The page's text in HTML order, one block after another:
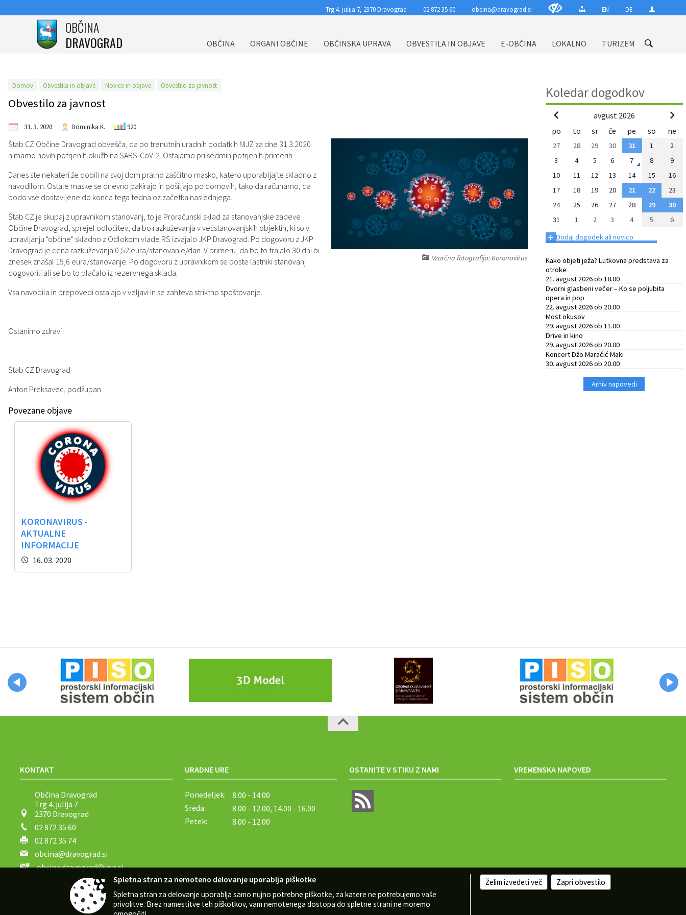
Trg 4. julija 7, 2370 Dravograd 02 872 35 60 obcina@dravograd.si EN DE
OBČINA
DRAVOGRAD
OBČINA ORGANI OBČINE OBČINSKA UPRAVA OBVESTILA IN OBJAVE E-OBČINA LOKALNO TURIZEM
Domov Obvestila in objave Novice in objave Obvestilo za javnost
Obvestilo za javnost
31. 3. 2020 Dominika K. 920
Vzorčna fotografija: Koronavirus
Štab CZ Občine Dravograd obvešča, da po trenutnih uradnih podatkih NIJZ za dne 31.3.2020
nimamo novih potrjenih okužb na SARS-CoV-2. Ostajamo pri sedmih potrjenih primerih.
Danes ste nekateri že dobili na svoj dom pralno zaščitno masko, katero uporabljajte skladno z
navodilom. Ostale maske se dnevno pakirajo in pošiljajo po domovih, tako da računamo, da
bodo vse dostavljene do konca tega tedna oz.začetka naslednjega.
Štab CZ je skupaj z upravnikom stanovanj, to je Proračunski sklad za stanovanjske zadeve
Občine Dravograd, sprejel odločitev, da bo razkuževanja v večstanovanjskih objektih, ki so v
upravljanju "občine" skladno z Odlokom vlade RS izvajalo JKP Dravograd. Po dogovoru z JKP
Dravograd je cena razkuževanja 0,52 eura/stanovanje/dan. V primeru, da bo to trajalo 30 dni bi
znesek znašal 15,6 eura/stanovanje. Po dogovoru z upravnikom se boste lastniki stanovanj
dogovorili ali se bo to plačalo iz rezervnega sklada.
Vsa navodila in prepovedi ostajajo v veljavi in se zahteva striktno spoštovanje.
Ostanimo zdravi!
Štab CZ Dravograd
Anton Preksavec, podžupan
Povezane objave
KORONAVIRUS -
AKTUALNE
INFORMACIJE
16. 03. 2020
Koledar dogodkov
avgust 2026
po
to sr če pe so ne
27 28 29 30 31 1
2
3
4 5 6 7 8
9
10
11 12 13 14 15
16
17
18 19 20 21 22
23
24
25 26 27 28 29
30
31
1 2 3 4 5 6
+ Dodaj dogodek ali novico
Kako objeti ježa? Lutkovna predstava za
otroke
21. avgust 2026 ob 18.00
Dvorni glasbeni večer – Ko se poljubita
opera in pop
22. avgust 2026 ob 20.00
Most okusov
29. avgust 2026 ob 11.00
Drive in kino
29. avgust 2026 ob 20.00
Koncert Džo Maračić Maki
30. avgust 2026 ob 20.00
Arhiv napovedi
KONTAKT
Občina Dravograd
Trg 4. julija 7
2370 Dravograd
02 872 35 60
02 872 35 74
obcina@dravograd.si
obcina.dravograd@vep.si
URADNE URE
Ponedeljek:
8.00 - 14.00
Sreda:
8.00 - 12.00, 14.00 - 16.00
Petek:
8.00 - 12.00
OSTANITE V STIKU Z NAMI VREMENSKA NAPOVED
Zasnova, izvedba in vzdrževanje: Sigmateh d.o.o.
Spletna stran za nemoteno delovanje uporablja piškotke
Spletna stran za delovanje uporablja samo nujno potrebne piškotke, za katere ne potrebujemo vaše
privolitve. Brez namestitve teh piškotkov, vam nemotenega dostopa do spletne strani ne moremo
Želim izvedeti več Zapri obvestilo
OBČINA
Predstavitev občine
Občinski praznik
Krajevne skupnosti
Varstvo osebnih podatkov
Zaščita prijaviteljev
Katalog informacij javnega značaja
Fotogalerija
Katalog informacij javnega značaja
ORGANI OBČINE
Podžupan občine
Nadzorni odbor
Medobčinska uprava občin Mežiške doline in Občine Dravograd
Civilna zaščita in reševanje
Svet za preventivo in vzgojo v cestnem prometu
Sosvet Občine Dravograd in Policijske postaje Dravograd
Svet koroške regije
OBČINSKI SVET
Seje občinskega sveta
OBČINSKA UPRAVA
Imenik zaposlenih
OBVESTILA IN OBJAVE
Novice in objave
Za dojenju prijazno mesto
Dogodki in prireditve
Zapore cest
Javni razpisi in objave
Varuhov kotiček
Lokalne volitve
Celostna prometna strategija
Lokalni program za mladino 2023 – 2028
Občinski predpisi
Občinski časopis
Proračun občine
E-OBČINA
Predlogi in pobude
Bodite obveščeni
LOKALNO
Javni zavodi
Dravograd zdravo mesto
Slovo naših občanov
TURIZEM
O turizmu
Posebnosti in poti
Gostinstvo
Prenočišča
Izleti in poti
3D model
3D predstavitev občine
Za pričetek iskanja kliknite na puščico >